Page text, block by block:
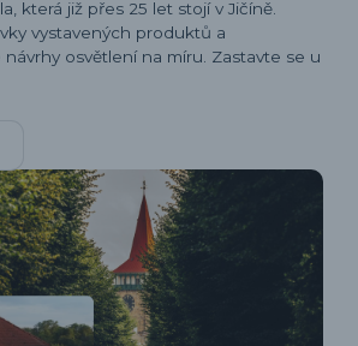
která již přes 25 let stojí v Jičíně.
vystavených produktů a
osvětlení na míru. Zastavte se u